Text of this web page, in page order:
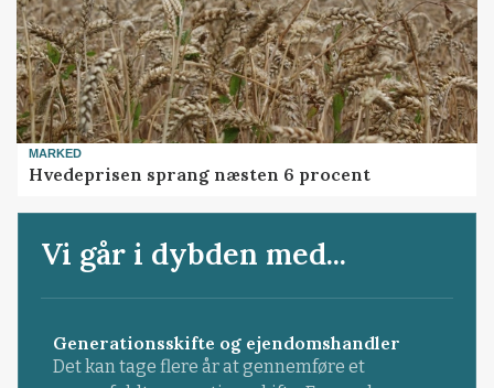
MARKED
Hvedeprisen sprang næsten 6 procent
Vi går i dybden med...
Generationsskifte og ejendomshandler
Det kan tage flere år at gennemføre et